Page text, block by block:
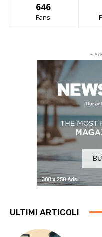
646
Fans
-
ULTIMI ARTICOLI